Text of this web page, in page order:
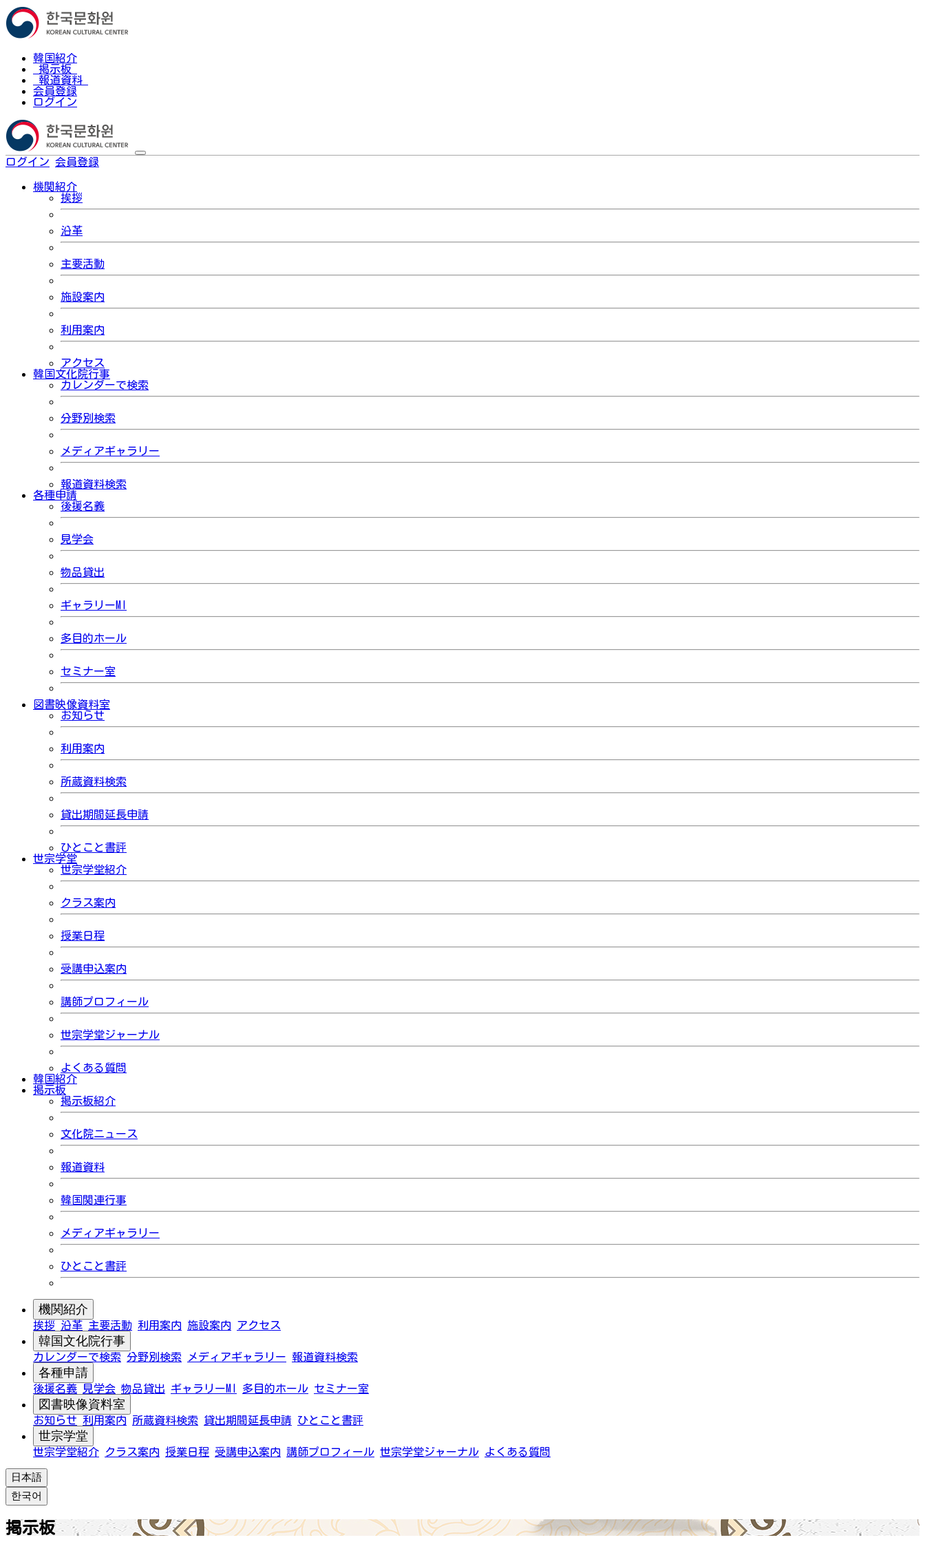
韓国紹介
掲示板
報道資料
会員登録
ログイン
ログイン 会員登録
機関紹介
挨拶
沿革
主要活動
施設案内
利用案内
アクセス
韓国文化院行事
カレンダーで検索
分野別検索
メディアギャラリー
報道資料検索
各種申請
後援名義
見学会
物品貸出
ギャラリーMI
多目的ホール
セミナー室
図書映像資料室
お知らせ
利用案内
所蔵資料検索
貸出期間延長申請
ひとこと書評
世宗学堂
世宗学堂紹介
クラス案内
授業日程
受講申込案内
講師プロフィール
世宗学堂ジャーナル
よくある質問
韓国紹介
掲示板
掲示板紹介
文化院ニュース
報道資料
韓国関連行事
メディアギャラリー
ひとこと書評
機関紹介
挨拶 沿革 主要活動 利用案内 施設案内 アクセス
韓国文化院行事
カレンダーで検索 分野別検索 メディアギャラリー 報道資料検索
各種申請
後援名義 見学会 物品貸出 ギャラリーMI 多目的ホール セミナー室
図書映像資料室
お知らせ 利用案内 所蔵資料検索 貸出期間延長申請 ひとこと書評
世宗学堂
世宗学堂紹介 クラス案内 授業日程 受講申込案内 講師プロフィール 世宗学堂ジャーナル よくある質問
日本語
한국어
掲示板